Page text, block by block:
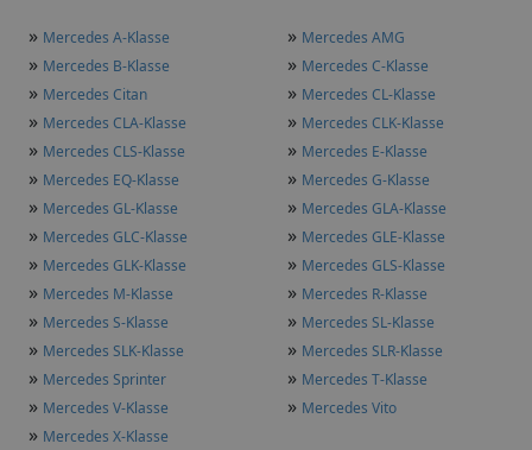
» Mercedes A-Klasse » Mercedes AMG
» Mercedes B-Klasse » Mercedes C-Klasse
» Mercedes Citan » Mercedes CL-Klasse
» Mercedes CLA-Klasse » Mercedes CLK-Klasse
» Mercedes CLS-Klasse » Mercedes E-Klasse
» Mercedes EQ-Klasse » Mercedes G-Klasse
» Mercedes GL-Klasse » Mercedes GLA-Klasse
» Mercedes GLC-Klasse » Mercedes GLE-Klasse
» Mercedes GLK-Klasse » Mercedes GLS-Klasse
» Mercedes M-Klasse » Mercedes R-Klasse
» Mercedes S-Klasse » Mercedes SL-Klasse
» Mercedes SLK-Klasse » Mercedes SLR-Klasse
» Mercedes Sprinter » Mercedes T-Klasse
» Mercedes V-Klasse » Mercedes Vito
» Mercedes X-Klasse